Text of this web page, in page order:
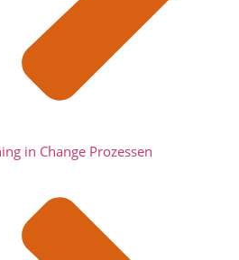
in Change Prozessen